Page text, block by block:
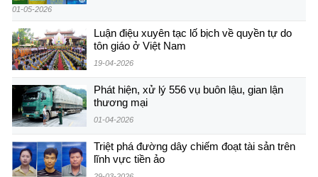
01-05-2026
Luận điệu xuyên tạc lố bịch về quyền tự do
tôn giáo ở Việt Nam
19-04-2026
Phát hiện, xử lý 556 vụ buôn lậu, gian lận
thương mại
01-04-2026
Triệt phá đường dây chiếm đoạt tài sản trên
lĩnh vực tiền ảo